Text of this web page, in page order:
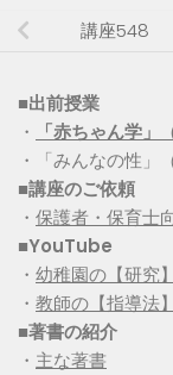
講座548
■出前授業
・
「赤ちゃん学」
・「みんなの性」
■講座のご依頼
・ 保護者・保育士
■YouTube
・ 幼稚園の【研究
・ 教師の【指導法
■著書の紹介
・ 主な著書